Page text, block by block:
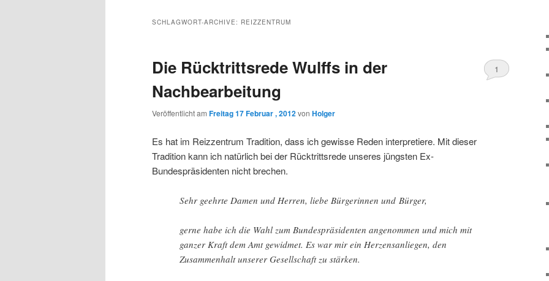
wechseln
SCHLAGWORT-ARCHIVE: REIZZENTRUM
Die Rücktrittsrede Wulffs in der
Nachbearbeitung
Veröffentlicht am Freitag 17 Februar , 2012von Holger
1
Es hat im Reizzentrum Tradition, dass ich gewisse Reden interpretiere. Mit dieser
Tradition kann ich natürlich bei der Rücktrittsrede unseres jüngsten Ex-
Bundespräsidenten nicht brechen.
Sehr geehrte Damen und Herren, liebe Bürgerinnen und Bürger,
gerne habe ich die Wahl zum Bundespräsidenten angenommen und mich mit
ganzer Kraft dem Amt gewidmet. Es war mir ein Herzensanliegen, den
Zusammenhalt unserer Gesellschaft zu stärken.